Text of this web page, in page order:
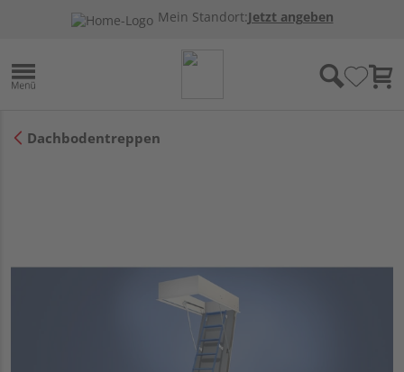
Mein Standort:Jetzt angeben
Dachbodentreppen